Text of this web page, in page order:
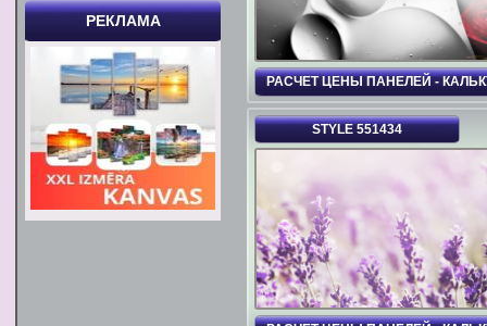
РАСЧЕТ ЦЕНЫ ПАНЕЛЕЙ -
STYLE 551434
РЕКЛАМА